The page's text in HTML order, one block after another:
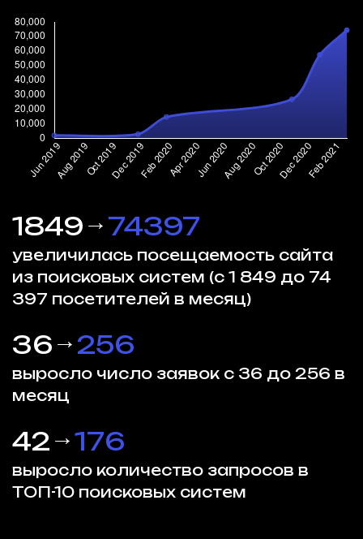
1849 → 74397
увеличилась посещаемость сайта
из поисковых систем (с 1 849 до 74
397 посетителей в месяц)
36 →256
выросло число заявок с 36 до 256 в
месяц
42 →176
выросло количество запросов в
ТОП-10 поисковых систем